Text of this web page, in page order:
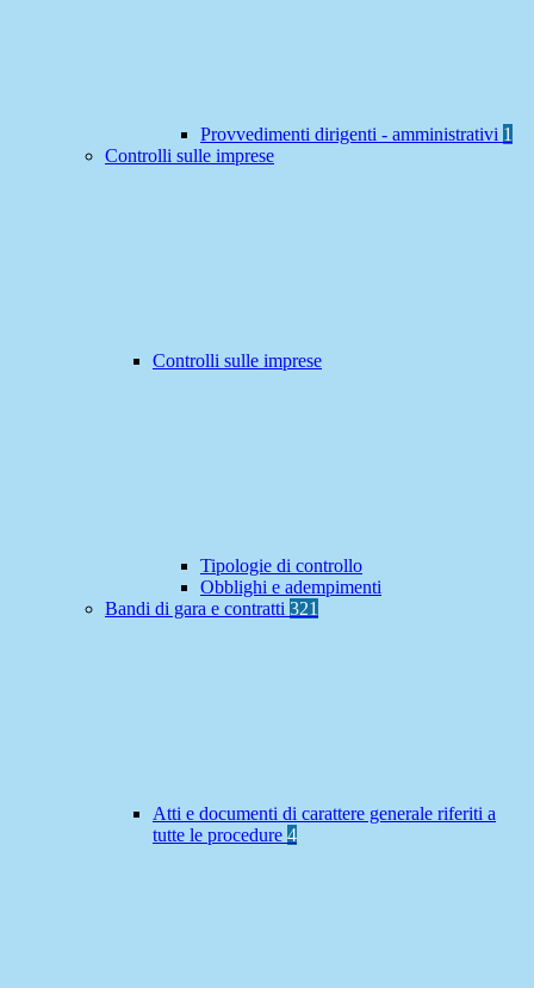
Provvedimenti dirigenti - amministrativi 1
Controlli sulle imprese
Controlli sulle imprese
Tipologie di controllo
Obblighi e adempimenti
Bandi di gara e contratti 321
Atti e documenti di carattere generale riferiti a
tutte le procedure 4